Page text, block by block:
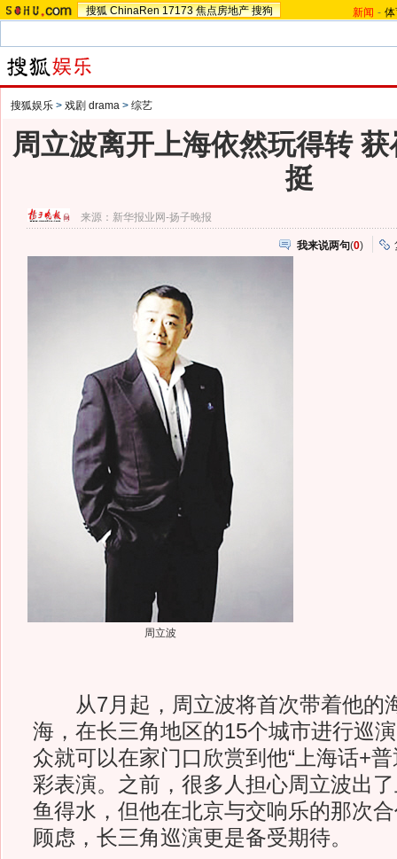
搜狐 ChinaRen 17173 焦点房地产 搜狗 新闻 -
搜狐娱乐 > 戏剧 drama > 综艺
周立波离开上海依然玩得转
挺
来源： 新华报业网-扬子晚报
我来说两句(0)
周立波
从7月起，周立波将首次带着他的
海，在长三角地区的15个城市进行巡
众就可以在家门口欣赏到他“上海话+
彩表演。之前，很多人担心周立波出
鱼得水，但他在北京与交响乐的那次
顾虑，长三角巡演更是备受期待。